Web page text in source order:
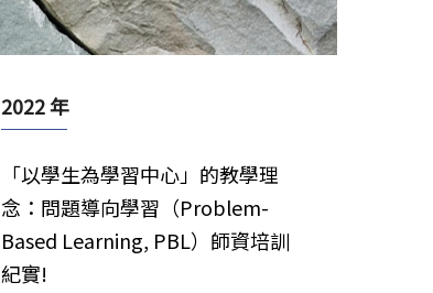
2022 年
「以學生為學習中心」的教學理
念：問題導向學習（Problem-
Based Learning, PBL）師資培訓
紀實!